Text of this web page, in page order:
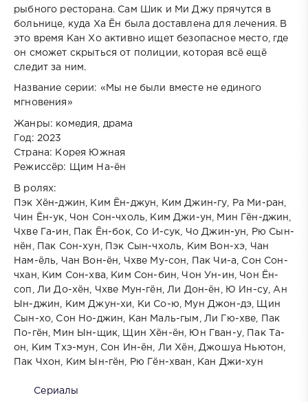
рыбного ресторана. Сам Шик и Ми Джу прячутся в
больнице, куда Ха Ён была доставлена для лечения. В
это время Кан Хо активно ищет безопасное место, где
он сможет скрыться от полиции, которая всё ещё
следит за ним.
Название серии: «Мы не были вместе не единого
мгновения»
Жанры: комедия, драма
Год: 2023
Страна: Корея Южная
Режиссёр: Щим На-ён
В ролях:
Пэк Хён-джин, Ким Ён-джун, Ким Джин-гу, Ра Ми-ран,
Чин Ён-ук, Чон Сон-чхоль, Ким Джи-ун, Мин Гён-джин,
Чхве Га-ин, Пак Ён-бок, Со И-сук, Чо Джин-ун, Рю Сын-
нён, Пак Сон-хун, Пэк Сын-чхоль, Ким Вон-хэ, Чан
Нам-ёль, Чан Вон-ён, Чхве Му-сон, Пак Чи-а, Сон Сон-
чхан, Ким Сон-хва, Ким Сон-бин, Чон Ун-ин, Чон Ён-
соп, Ли До-хён, Чхве Мун-гён, Ли Дон-ён, Ю Ин-су, Ан
Ын-джин, Ким Джун-хи, Ки Со-ю, Мун Джон-дэ, Щин
Сын-хо, Сон Но-джин, Кан Маль-гым, Ли Гю-хве, Пак
По-гён, Мин Ын-щик, Щин Хён-ён, Юн Гван-у, Пак Та-
он, Ким Тхэ-мун, Сон Ин-ён, Ли Хён, Джошуа Ньютон,
Пак Чхон, Ким Ын-гён, Рю Гён-хван, Кан Джи-хун
Сериалы